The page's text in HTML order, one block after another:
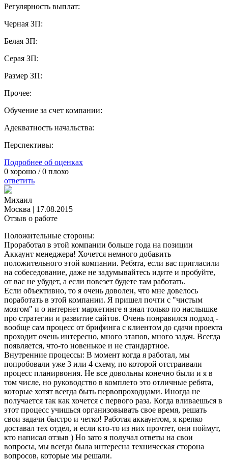
Регулярность выплат:
Черная ЗП:
Белая ЗП:
Серая ЗП:
Размер ЗП:
Прочее:
Обучение за счет компании:
Адекватность начальства:
Перспективы:
Подробнее об оценках
0 хорошо /0 плохо
ответить
Михаил
Москва | 17.08.2015
Отзыв о работе
Положительные стороны:
Проработал в этой компании больше года на позиции
Аккаунт менеджера! Хочется немного добавить
положительного этой компании. Ребята, если вас пригласили
на собеседование, даже не задумывайтесь идите и пробуйте,
от вас не убудет, а если повезет будете там работать.
Если объективно, то я очень доволен, что мне довелось
поработать в этой компании. Я пришел почти с "чистым
мозгом" и о интернет маркетинге я знал только по наслышке
про стратегии и развитие сайтов. Очень понравился подход -
вообще сам процесс от брифинга с клиентом до сдачи проекта
проходит очень интересно, много этапов, много задач. Всегда
появляется, что-то новенькое и не стандартное.
Внутренние процессы: В момент когда я работал, мы
попробовали уже 3 или 4 схему, по которой отстраивали
процесс планирвония. Не все довольны конечно были и я в
том числе, но руководство в комплето это отличные ребята,
которые хотят всегда быть первопроходцами. Иногда не
получается так как хочется с первого раза. Когда вливаешься в
этот процесс учишься организовывать свое время, решать
свои задачи быстро и четко! Работая аккаунтом, я крепко
доставал тех отдел, и если кто-то из них прочтет, они поймут,
кто написал отзыв ) Но зато я получал ответы на свои
вопросы, мы всегда была интересна техническая сторона
вопросов, которые мы решали.